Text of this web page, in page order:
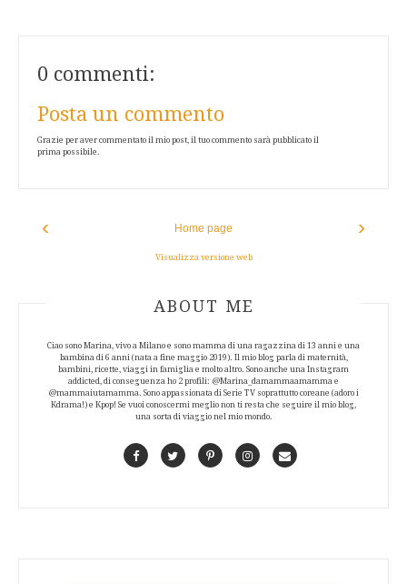
0 commenti:
Posta un commento
Grazie per aver commentato il mio post, il tuo commento sarà pubblicato il
prima possibile.
‹ ›
Home page
Visualizza versione web
ABOUT AUTHOR
ABOUT ME
Ciao sono Marina, vivo a Milano e sono mamma di una ragazzina di 13 anni e una
bambina di 6 anni (nata a fine maggio 2019). Il mio blog parla di maternità,
bambini, ricette, viaggi in famiglia e molto altro. Sono anche una Instagram
addicted, di conseguenza ho 2 profili: @Marina_damammaamamma e
@mammaiutamamma. Sono appassionata di Serie TV soprattutto coreane (adoro i
Kdrama!) e Kpop! Se vuoi conoscermi meglio non ti resta che seguire il mio blog,
una sorta di viaggio nel mio mondo.
FacebookTwitterPinterestInstagramContact